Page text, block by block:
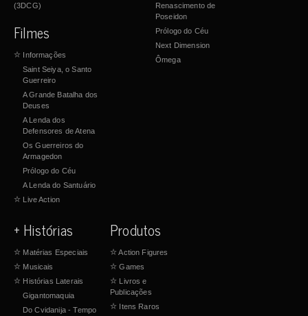
(3DCG)
Filmes
☆ Informações
Saint Seiya, o Santo
Guerreiro
A Grande Batalha dos
Deuses
A Lenda dos
Defensores de Atena
Os Guerreiros do
Armagedon
Prólogo do Céu
A Lenda do Santuário
☆ Live Action
Renascimento de
Poseidon
Prólogo do Céu
Next Dimension
Ômega
+ Histórias
☆ Matérias Especiais
☆ Musicais
☆ Histórias Laterais
Gigantomaquia
Do Cvidanija - Tempo
Produtos
☆Action Figures
☆ Games
☆ Livros e
Publicações
☆ Itens Raros